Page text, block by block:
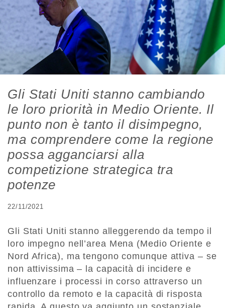
Gli Stati Uniti stanno cambiando
le loro priorità in Medio Oriente. Il
punto non è tanto il disimpegno,
ma comprendere come la regione
possa agganciarsi alla
competizione strategica tra
potenze
22/11/2021
Gli Stati Uniti stanno alleggerendo da tempo il
loro impegno nell’area Mena (Medio Oriente e
Nord Africa), ma tengono comunque attiva – se
non attivissima – la capacità di incidere e
influenzare i processi in corso attraverso un
controllo da remoto e la capacità di risposta